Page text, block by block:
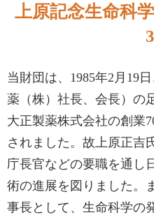
上原記念生命科
当財団は、1985年2月19
薬（株）社長、会長）の
大正製薬株式会社の創業
されました。故上原正吉
庁長官などの要職を通し
術の進展を図りました。
事長として、生命科学の